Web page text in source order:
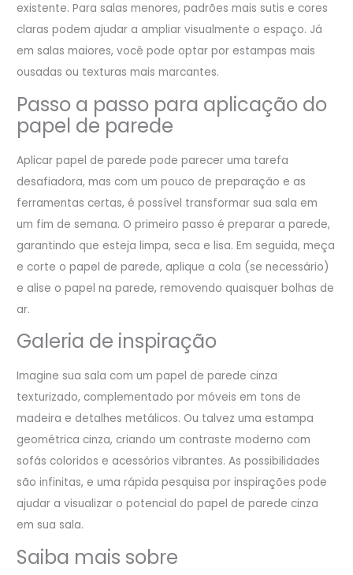
existente. Para salas menores, padrões mais sutis e cores
claras podem ajudar a ampliar visualmente o espaço. Já
em salas maiores, você pode optar por estampas mais
ousadas ou texturas mais marcantes.
Passo a passo para aplicação do
papel de parede
Aplicar papel de parede pode parecer uma tarefa
desafiadora, mas com um pouco de preparação e as
ferramentas certas, é possível transformar sua sala em
um fim de semana. O primeiro passo é preparar a parede,
garantindo que esteja limpa, seca e lisa. Em seguida, meça
e corte o papel de parede, aplique a cola (se necessário)
e alise o papel na parede, removendo quaisquer bolhas de
ar.
Galeria de inspiração
Imagine sua sala com um papel de parede cinza
texturizado, complementado por móveis em tons de
madeira e detalhes metálicos. Ou talvez uma estampa
geométrica cinza, criando um contraste moderno com
sofás coloridos e acessórios vibrantes. As possibilidades
são infinitas, e uma rápida pesquisa por inspirações pode
ajudar a visualizar o potencial do papel de parede cinza
em sua sala.
Saiba mais sobre